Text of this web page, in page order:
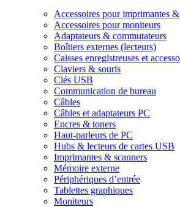
Accessoires pour imprimantes
Accessoires pour moniteurs
Adaptateurs & commutateurs
Boîtiers externes (lecteurs)
Caisses enregistreuses et
Claviers & souris
Clés USB
Communication de bureau
Câbles
Câbles et adaptateurs PC
Encres & toners
Haut-parleurs de PC
Hubs & lecteurs de cartes USB
Imprimantes & scanners
Mémoire externe
Périphériques d’entrée
Tablettes graphiques
Moniteurs